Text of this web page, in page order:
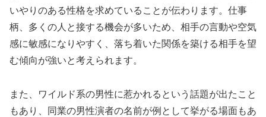
いやりのある性格を求めていることが伝わります。仕事
柄、多くの人と接する機会が多いため、相手の言動や空気
感に敏感になりやすく、落ち着いた関係を築ける相手を望
む傾向が強いと考えられます。
また、ワイルド系の男性に惹かれるという話題が出たこと
もあり、同業の男性演者の名前が例として挙がる場面もあ